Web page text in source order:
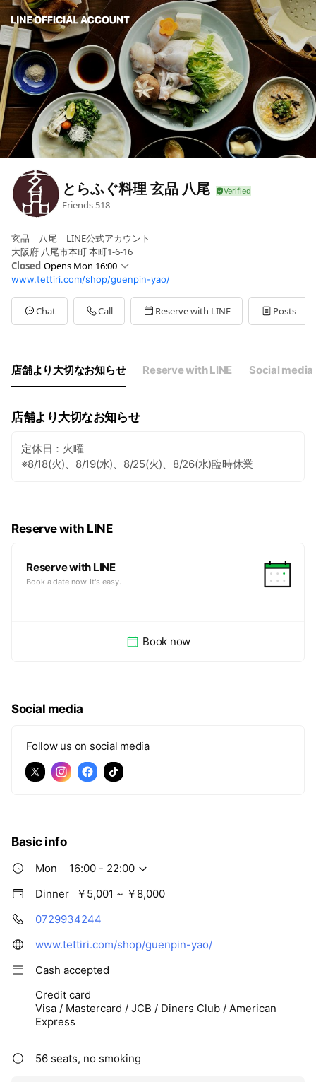
とらふぐ料理 玄品 八尾
Friends 518
玄品 八尾 LINE公式アカウント
大阪府 八尾市本町 本町1-6-16
Closed Opens Mon 16:00
Sun16:00 - 22:00
Mon16:00 - 22:00
TueClosed
WedClosed
Sat16:00 - 22:00
www.tettiri.com/shop/guenpin-yao/
Chat Call Reserve with LINE Posts
店舗より大切なお知らせ Reserve with LINE Social media
店舗より大切なお知らせ
定休日：火曜
※8/18(火)、8/19(水)、8/25(火)、8/26(水)臨時休業
Reserve with LINE
Reserve with LINE
Book a date now. It's easy.
Book now
Social media
Follow us on social media
Basic info
Mon
16:00 - 22:00
Dinner
￥5,001 ~ ￥8,000
0729934244
www.tettiri.com/shop/guenpin-yao/
Cash accepted
Credit card
Visa / Mastercard / JCB / Diners Club / American
Express
56 seats, no smoking